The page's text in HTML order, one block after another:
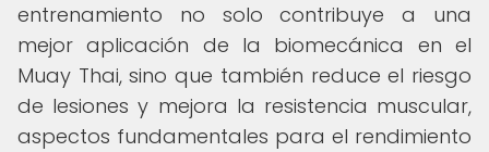
entrenamiento no solo contribuye a una
mejor aplicación de la biomecánica en el
Muay Thai, sino que también reduce el riesgo
de lesiones y mejora la resistencia muscular,
aspectos fundamentales para el rendimiento